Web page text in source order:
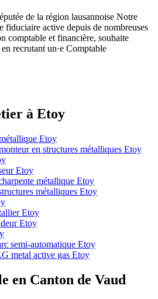
de la région lausannoise Notre
fiduciaire active depuis de nombreuses
comptable et financière, souhaite
recrutant un·e Comptable
à Etoy
Etoy
en structures métalliques Etoy
Etoy
métallique Etoy
métalliques Etoy
Etoy
Etoy
semi-automatique Etoy
metal active gas Etoy
en Canton de Vaud